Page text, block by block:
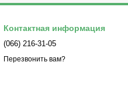
Контактная информация
(066) 216-31-05
Перезвонить вам?